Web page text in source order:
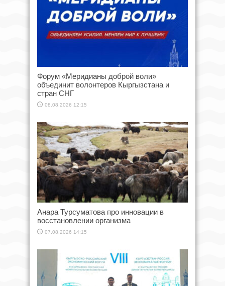
Форум «Меридианы доброй воли»
объединит волонтеров Кыргызстана и
стран СНГ
08.08.2026 12:15
Анара Турсуматова про инновации в
восстановлении организма
07.08.2026 14:15